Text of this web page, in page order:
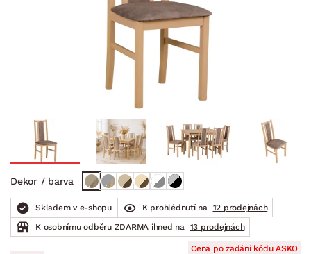
Dekor / barva
Skladem v e-shopu K prohlédnutí na
12 prodejnách
K osobnímu odběru ZDARMA ihned na
13 prodejnách
Cena po zadání kódu ASKO